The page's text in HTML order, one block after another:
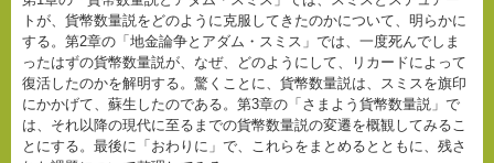
トが、貨幣数量説をどのように克服してきたのかについて、明らかに
する。第2章の「地金論争とアダム・スミス」では、一度死んでしま
ったはずの貨幣数量説が、なぜ、どのようにして、リカードによって
復活したのかを解明する。驚くことに、貨幣数量説は、スミスを旗印
にかかげて、蘇生したのである。第3章の「さまよう貨幣数量説」で
は、それ以降の現代に至るまでの貨幣数量説の変遷を概観してみるこ
とにする。最後に「おわりに」で、これらをまとめるとともに、残さ